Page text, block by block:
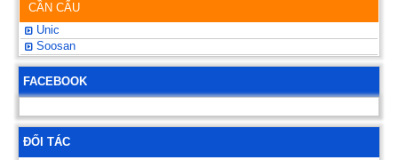
CẦN CẨU
Unic
Soosan
FACEBOOK
ĐỐI TÁC